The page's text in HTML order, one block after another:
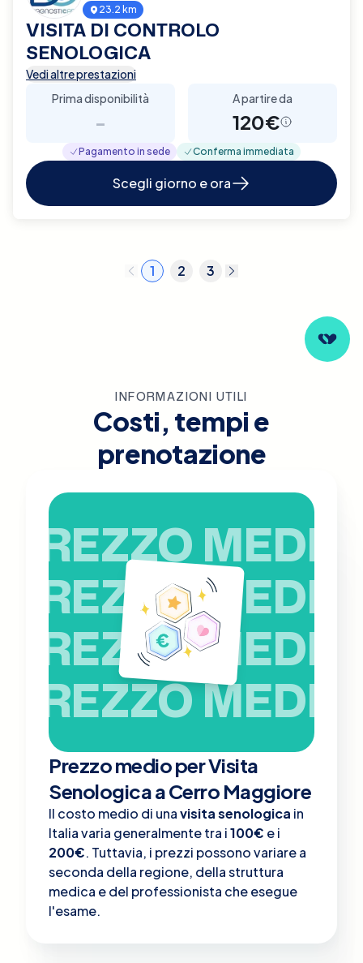
23.2 km
VISITA DI CONTROLO
SENOLOGICA
Vedi altre prestazioni
Prima disponibilità
-
A partire da
120€
Pagamento in sede Conferma immediata
Scegli giorno e ora
1 2 3
INFORMAZIONI UTILI
Costi, tempi e
prenotazione
PREZZO MEDIO
PREZZO MEDIO
PREZZO MEDIO
PREZZO MEDIO
Prezzo medio per Visita
Senologica a Cerro Maggiore
Il costo medio di unavisita senologica in
Italia varia generalmente tra i100€ e i
200€. Tuttavia, i prezzi possono variare a
seconda della regione, della struttura
medica e del professionista che esegue
l'esame.